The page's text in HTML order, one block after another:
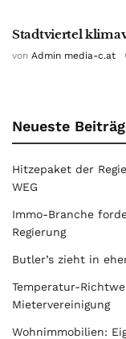
Stadtviertel
von Admin media-c.at
Neueste
Hitzepaket der
WEG
Immo-Branche
Regierung
Butler’s zieht in
Temperatur-
Mietervereinigung
Wohnimmobilien: